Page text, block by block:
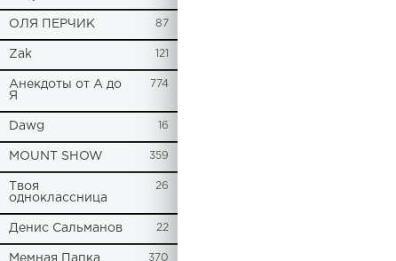
ОЛЯ ПЕРЧИК 87
Zak 121
Анекдоты от А до
Я
774
Dawg 16
MOUNT SHOW 359
Твоя
одноклассница
26
Денис Сальманов 22
Мемная Папка 370